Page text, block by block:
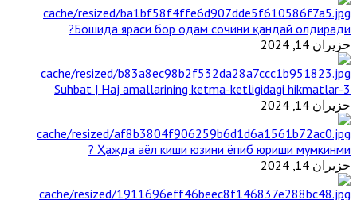
Бошида яраси бор одам сочини қандай олдиради?
حزيران 14, 2024
3-Suhbat | Haj amallarining ketma-ketligidagi hikmatlar
حزيران 14, 2024
Ҳажда аёл киши юзини ёпиб юриши мумкинми ?
حزيران 14, 2024